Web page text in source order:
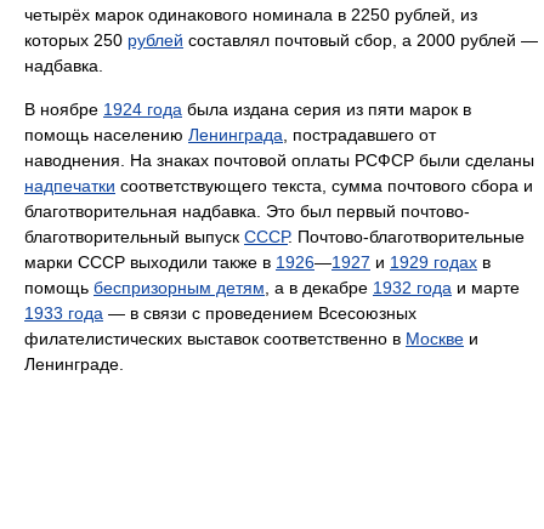
четырёх марок одинакового номинала в 2250 рублей, из
которых 250 рублей составлял почтовый сбор, а 2000 рублей —
надбавка.
В ноябре 1924 года была издана серия из пяти марок в
помощь населению Ленинграда , пострадавшего от
наводнения. На знаках почтовой оплаты РСФСР были сделаны
надпечатки соответствующего текста, сумма почтового сбора и
благотворительная надбавка. Это был первый почтово-
благотворительный выпуск СССР. Почтово-благотворительные
марки СССР выходили также в 1926—1927 и 1929 годах в
помощь беспризорным детям , а в декабре 1932 года и марте
1933 года — в связи с проведением Всесоюзных
филателистических выставок соответственно в Москве и
Ленинграде.